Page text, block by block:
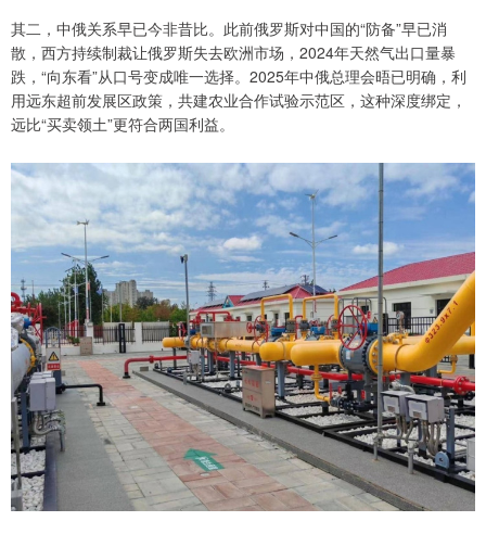
其二，中俄关系早已今非昔比。此前俄罗斯对中国的“防备”早已消
散，西方持续制裁让俄罗斯失去欧洲市场，2024年天然气出口量暴
跌，“向东看”从口号变成唯一选择。2025年中俄总理会晤已明确，利
用远东超前发展区政策，共建农业合作试验示范区，这种深度绑定，
远比“买卖领土”更符合两国利益。